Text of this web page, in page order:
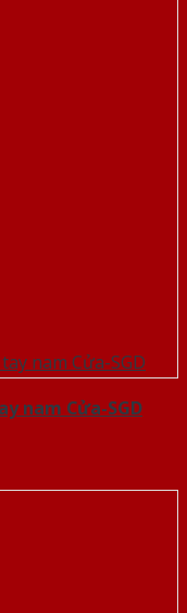
nam Cửa-SGD